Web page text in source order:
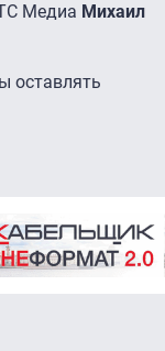
Медиа Михаил
оставлять